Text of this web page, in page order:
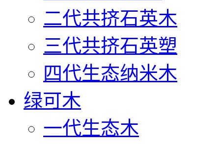
二代共挤石英木
三代共挤石英塑
四代生态纳米木
绿可木
一代生态木